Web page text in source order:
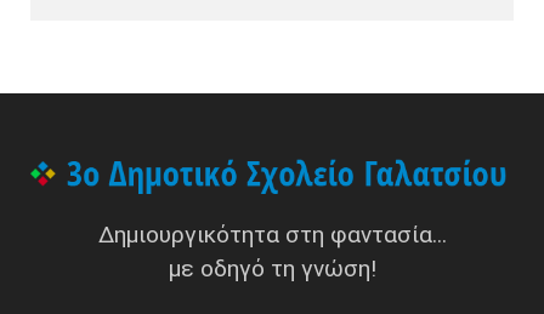
Δημιουργικότητα στη φαντασία...
με οδηγό τη γνώση!